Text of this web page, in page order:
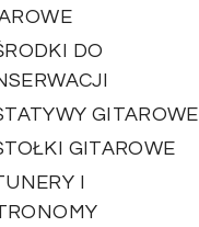
DO
GITAROWE
GITAROWE
I